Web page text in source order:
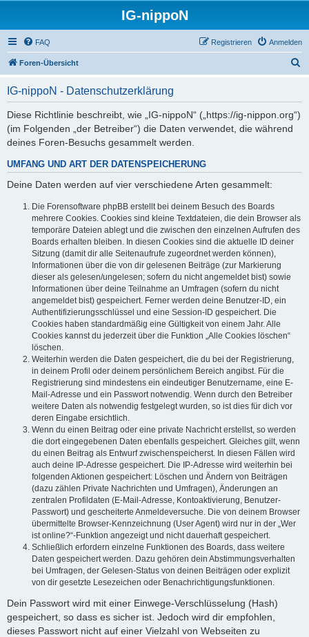
IG-nippoN
FAQ Anmelden
Registrieren
Foren-Übersicht
IG-nippoN - Datenschutzerklärung
Diese Richtlinie beschreibt, wie „IG-nippoN“ („https://ig-nippon.org“)
(im Folgenden „der Betreiber“) die Daten verwendet, die während
deines Foren-Besuchs gesammelt werden.
UMFANG UND ART DER DATENSPEICHERUNG
Deine Daten werden auf vier verschiedene Arten gesammelt:
Die Forensoftware phpBB erstellt bei deinem Besuch des Boards
mehrere Cookies. Cookies sind kleine Textdateien, die dein Browser als
temporäre Dateien ablegt und die zwischen den einzelnen Aufrufen des
Boards erhalten bleiben. In diesen Cookies sind die aktuelle ID deiner
Sitzung (damit dir alle Seitenaufrufe zugeordnet werden können),
Informationen über die von dir gelesenen Beiträge (zur Markierung
dieser als gelesen/ungelesen; sofern du nicht angemeldet bist) sowie
Informationen über deine Teilnahme an Umfragen (sofern du nicht
angemeldet bist) gespeichert. Ferner werden deine Benutzer-ID, ein
Authentifizierungsschlüssel und eine Session-ID gespeichert. Die
Cookies haben standardmäßig eine Gültigkeit von einem Jahr. Alle
Cookies kannst du jederzeit über die Funktion „Alle Cookies löschen“
löschen.
Weiterhin werden die Daten gespeichert, die du bei der Registrierung,
in deinem Profil oder deinem persönlichem Bereich angibst. Für die
Registrierung sind mindestens ein eindeutiger Benutzername, eine E-
Mail-Adresse und ein Passwort notwendig. Wenn durch den Betreiber
weitere Daten als notwendig festgelegt wurden, so ist dies für dich vor
deren Eingabe ersichtlich.
Wenn du einen Beitrag oder eine private Nachricht erstellst, so werden
die dort eingegebenen Daten ebenfalls gespeichert. Gleiches gilt, wenn
du einen Beitrag als Entwurf zwischenspeicherst. In diesen Fällen wird
auch deine IP-Adresse gespeichert. Die IP-Adresse wird weiterhin bei
folgenden Aktionen gespeichert: Löschen und Ändern von Beiträgen
(dazu zählen Private Nachrichten und Umfragen), Änderungen an
zentralen Profildaten (E-Mail-Adresse, Kontoaktivierung, Benutzer-
Passwort) und gescheiterte Anmeldeversuche. Die von deinem Browser
übermittelte Browser-Kennzeichnung (User Agent) wird nur in der „Wer
ist online?“-Funktion angezeigt und nicht dauerhaft gespeichert.
Schließlich erfordern einzelne Funktionen des Boards, dass weitere
Daten gespeichert werden. Dazu gehören dein Abstimmungsverhalten
bei Umfragen, der Gelesen-Status von deinen Beiträgen oder explizit
von dir gesetzte Lesezeichen oder Benachrichtigungsfunktionen.
Dein Passwort wird mit einer Einwege-Verschlüsselung (Hash)
gespeichert, so dass es sicher ist. Jedoch wird dir empfohlen,
dieses Passwort nicht auf einer Vielzahl von Webseiten zu